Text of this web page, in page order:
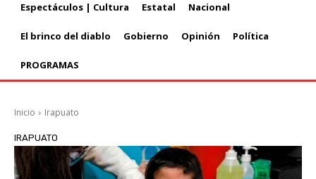
Espectáculos | Cultura Estatal Nacional
El brinco del diablo Gobierno Opinión Política
PROGRAMAS
Inicio Irapuato
IRAPUATO